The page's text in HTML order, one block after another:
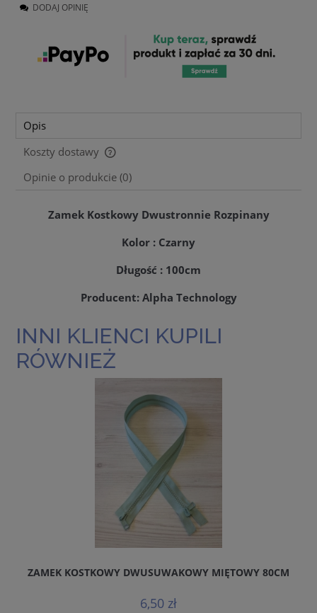
DODAJ OPINIĘ
Opis
Koszty dostawy
Cena nie zawiera ewentualnych kosztów płatności
Opinie o produkcie (0)
Zamek Kostkowy Dwustronnie Rozpinany
Kolor : Czarny
Długość : 100cm
Producent: Alpha Technology
INNI KLIENCI KUPILI
RÓWNIEŻ
ZAMEK KOSTKOWY DWUSUWAKOWY MIĘTOWY 80CM
6,50 zł